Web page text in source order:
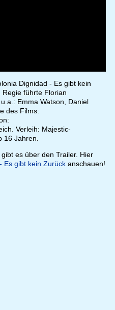
Dignidad - Es gibt kein
führte Florian
Emma Watson, Daniel
des Films:
Verleih: Majestic-
16 Jahren.
es über den Trailer. Hier
Es gibt kein Zurückanschauen!